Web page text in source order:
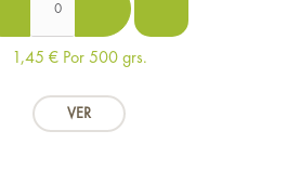
1,45 € Por 500 grs.
VER